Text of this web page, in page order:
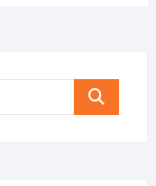
Search